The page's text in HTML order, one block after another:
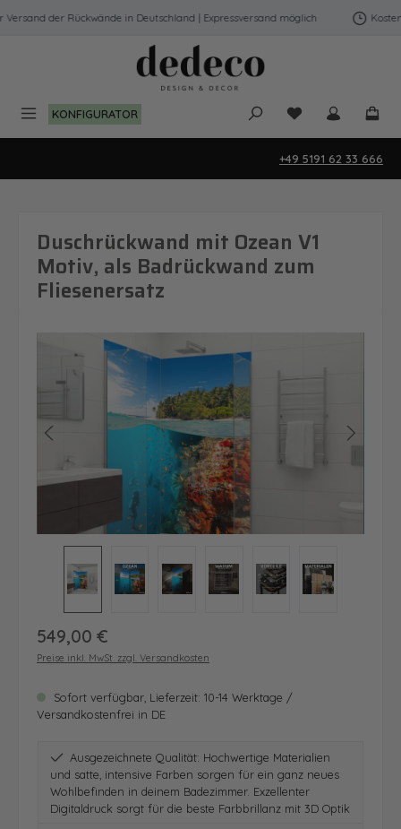
Zum Hauptinhalt springen
der Rückwände in Deutschland | Expressversand möglich
KONFIGURATOR Du hast 0
+49 5191 62 33 666
Duschrückwand mit Ozean V1
Motiv, als Badrückwand zum
Fliesenersatz
Bildergalerie überspringen
Regulärer Preis:
549,00 €
Preise inkl. MwSt. zzgl. Versandkosten
Sofort verfügbar, Lieferzeit: 10-14 Werktage /
Versandkostenfrei in DE
Ausgezeichnete Qualität: Hochwertige Materialien
und satte, intensive Farben sorgen für ein ganz neues
Wohlbefinden in deinem Badezimmer. Exzellenter
Digitaldruck sorgt für die beste Farbbrillanz mit 3D Optik